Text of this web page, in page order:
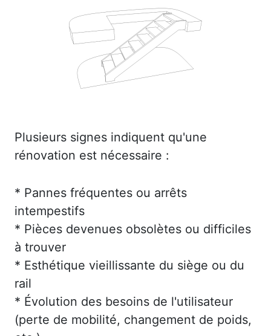
Plusieurs signes indiquent qu'une
rénovation est nécessaire :
* Pannes fréquentes ou arrêts
intempestifs
* Pièces devenues obsolètes ou difficiles
à trouver
* Esthétique vieillissante du siège ou du
rail
* Évolution des besoins de l'utilisateur
(perte de mobilité, changement de poids,